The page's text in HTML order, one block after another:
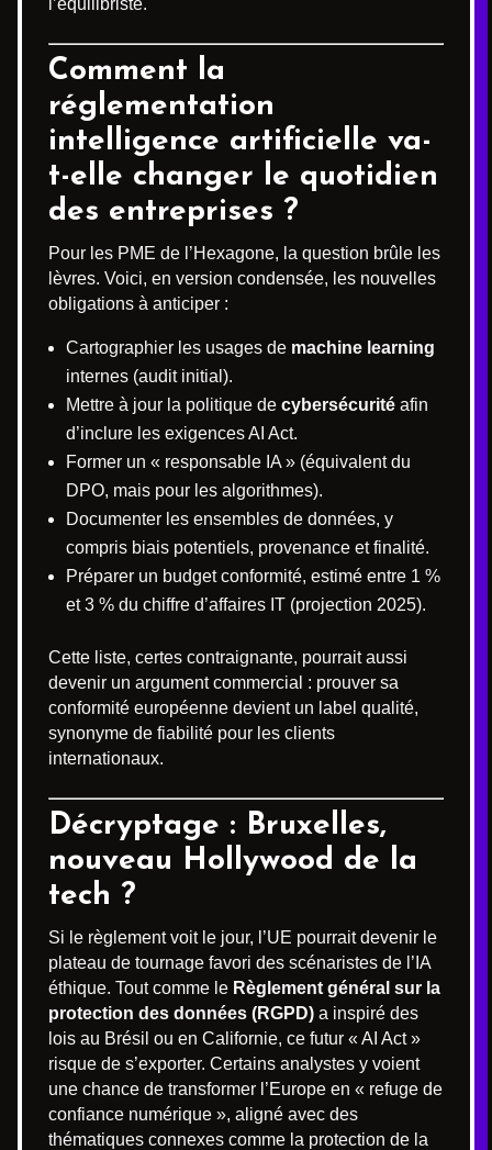
Comment la
réglementation
intelligence artificielle va-
t-elle changer le quotidien
des entreprises ?
Pour les PME de l’Hexagone, la question brûle les
lèvres. Voici, en version condensée, les nouvelles
obligations à anticiper :
Cartographier les usages de machine learning
internes (audit initial).
Mettre à jour la politique de cybersécurité afin
d’inclure les exigences AI Act.
Former un « responsable IA » (équivalent du
DPO, mais pour les algorithmes).
Documenter les ensembles de données, y
compris biais potentiels, provenance et finalité.
Préparer un budget conformité, estimé entre 1 %
et 3 % du chiffre d’affaires IT (projection 2025).
Cette liste, certes contraignante, pourrait aussi
devenir un argument commercial : prouver sa
conformité européenne devient un label qualité,
synonyme de fiabilité pour les clients
internationaux.
Décryptage : Bruxelles,
nouveau Hollywood de la
tech ?
Si le règlement voit le jour, l’UE pourrait devenir le
plateau de tournage favori des scénaristes de l’IA
éthique. Tout comme le Règlement général sur la
protection des données (RGPD) a inspiré des
lois au Brésil ou en Californie, ce futur « AI Act »
risque de s’exporter. Certains analystes y voient
une chance de transformer l’Europe en « refuge de
confiance numérique », aligné avec des
thématiques connexes comme la protection de la